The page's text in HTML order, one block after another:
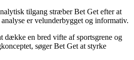
tilgang stræber Bet Get efter at
er velunderbygget og informativ.
dække en bred vifte af sportsgrene og
søger Bet Get at styrke